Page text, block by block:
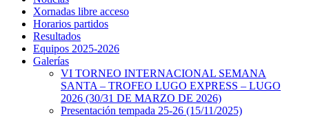
Xornadas libre acceso
Horarios partidos
Resultados
Equipos 2025-2026
Galerías
VI TORNEO INTERNACIONAL SEMANA
SANTA – TROFEO LUGO EXPRESS – LUGO
2026 (30/31 DE MARZO DE 2026)
Presentación tempada 25-26 (15/11/2025)